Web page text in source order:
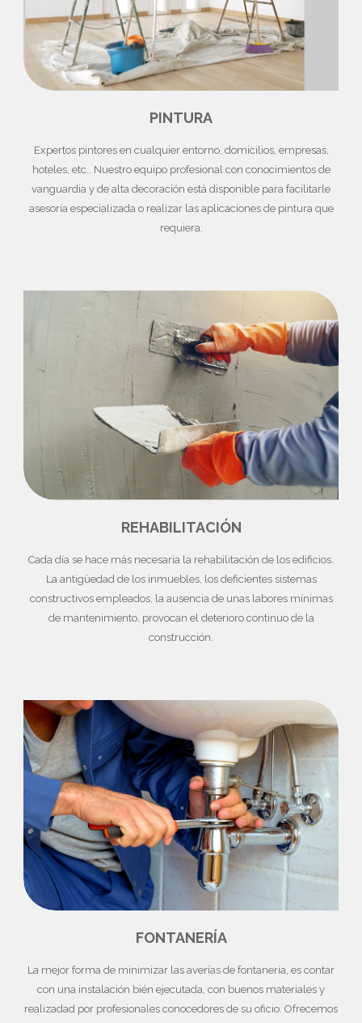
PINTURA
Expertos pintores en cualquier entorno, domicilios, empresas,
hoteles, etc.. Nuestro equipo profesional con conocimientos de
vanguardia y de alta decoración está disponible para facilitarle
asesoría especializada o realizar las aplicaciones de pintura que
requiera.
REHABILITACIÓN
Cada día se hace más necesaria la rehabilitación de los edificios.
La antigüedad de los inmuebles, los deficientes sistemas
constructivos empleados, la ausencia de unas labores mínimas
de mantenimiento, provocan el deterioro continuo de la
construcción.
FONTANERÍA
La mejor forma de minimizar las averías de fontanería, es contar
con una instalación bién ejecutada, con buenos materiales y
realizadad por profesionales conocedores de su oficio. Ofrecemos